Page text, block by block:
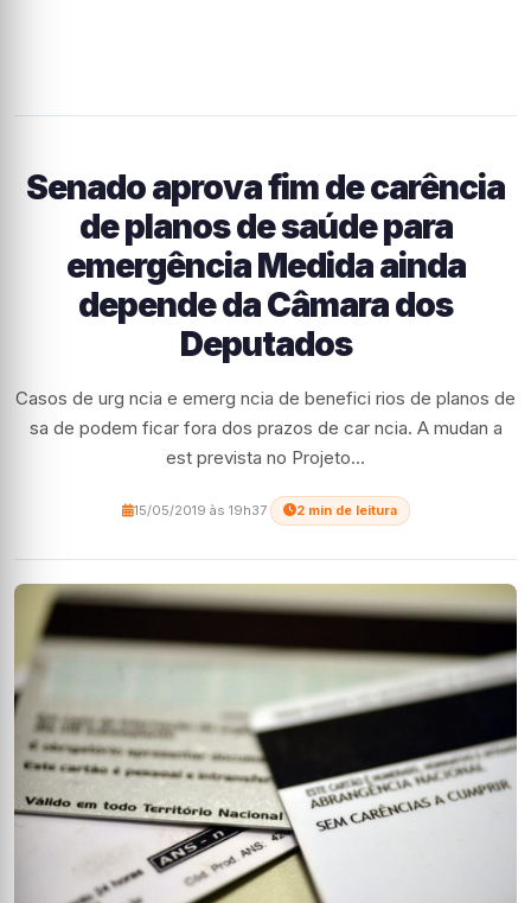
Senado aprova fim de carência
de planos de saúde para
emergência Medida ainda
depende da Câmara dos
Deputados
Casos de urg ncia e emerg ncia de benefici rios de planos de
sa de podem ficar fora dos prazos de car ncia. A mudan a
est prevista no Projeto…
15/05/2019 às 19h37· 2 min de leitura